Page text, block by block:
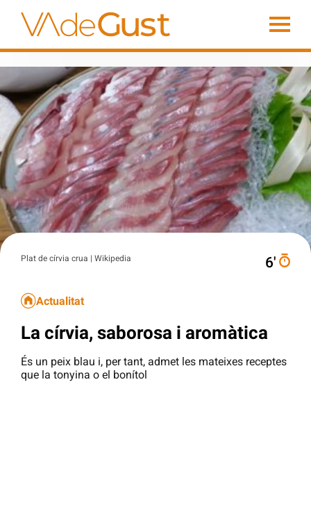
Plat de círvia crua | Wikipedia 6′
Actualitat
La círvia, saborosa i aromàtica
És un peix blau i, per tant, admet les mateixes receptes
que la tonyina o el bonítol